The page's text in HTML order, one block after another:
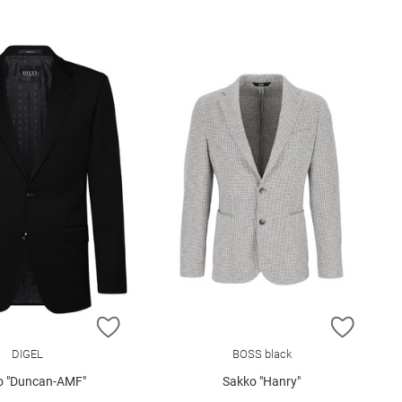
HINZUFÜGEN
DIGEL
"Duncan-AMF"
ZUR
BOSS black
Sakko "Hanry"